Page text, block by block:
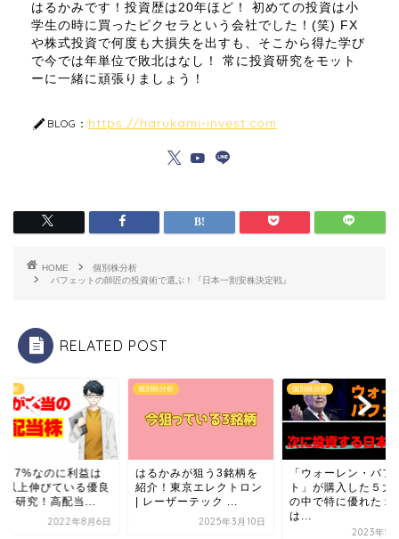
はるかみです！投資歴は20年ほど！ 初めての投資は小
学生の時に買ったピクセラという会社でした！(笑) FX
や株式投資で何度も大損失を出すも、そこから得た学び
で今では年単位で敗北はなし！ 常に投資研究をモット
ーに一緒に頑張りましょう！
BLOG： https://harukami-invest.com
HOME
個別株分析
バフェットの師匠の投資術で選ぶ！『日本一割安株決定戦』
RELATED POST
分析
4.7%なのに利益は
以上伸びている優良
を研究！高配当...
2022年8月6日
個別株分析
はるかみが狙う3銘柄を
紹介！東京エレクトロン
| レーザーテック ...
2025年3月10日
個別株分析
「ウォーレン・バフ
ト」が購入した５大
の中で特に優れた１
は...
2023年5